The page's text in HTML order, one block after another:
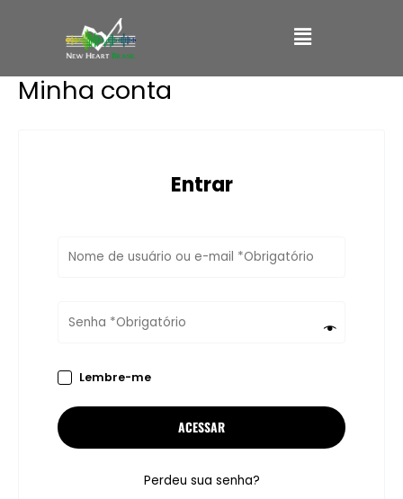
conteúdo
Main
Menu
Minha conta
Entrar
Lembre-me
ACESSAR
Perdeu sua senha?